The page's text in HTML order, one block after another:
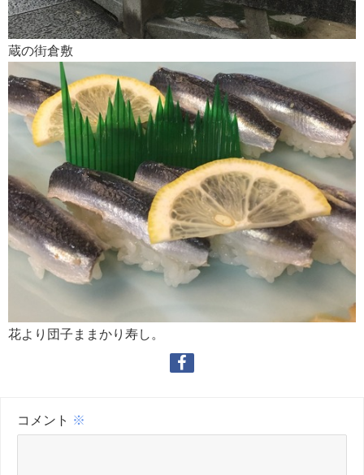
蔵の街倉敷
花より団子ままかり寿し。
コメント ※